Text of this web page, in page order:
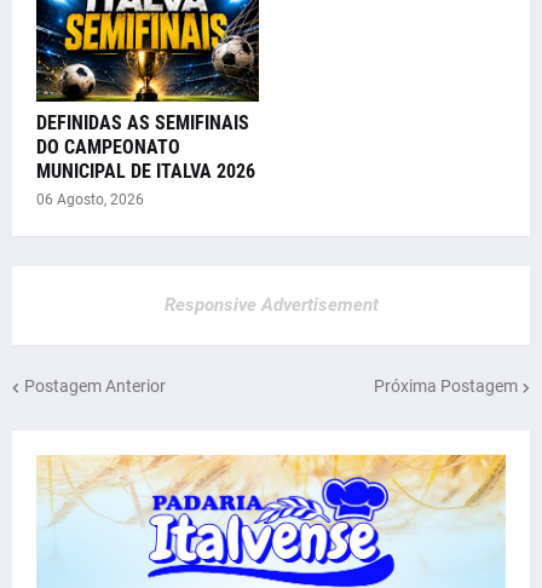
DEFINIDAS AS SEMIFINAIS
DO CAMPEONATO
MUNICIPAL DE ITALVA 2026
06 Agosto, 2026
Responsive Advertisement
Postagem Anterior Próxima Postagem